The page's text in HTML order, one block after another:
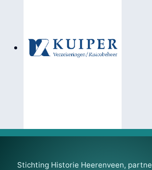
Stichting Historie Heerenveen,